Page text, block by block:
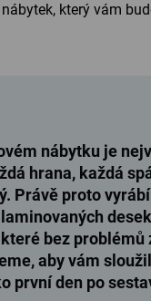
který vám
nábytku je
hrana, každá
Právě proto
bez problémů
aby vám
první den po